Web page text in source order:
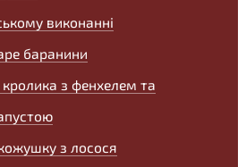
виконанні
баранини
з фенхелем та
з лосося